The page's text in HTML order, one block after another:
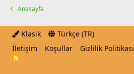
Anasayfa
Klasik
Türkçe (TR)
İletişim
Koşullar Gizlilik Politikası
R